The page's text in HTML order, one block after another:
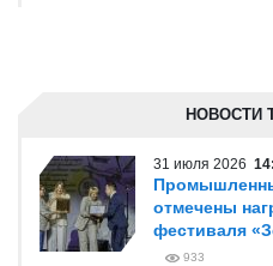
НОВОСТИ
31 июля 2026
отмечены
фестиваля
933